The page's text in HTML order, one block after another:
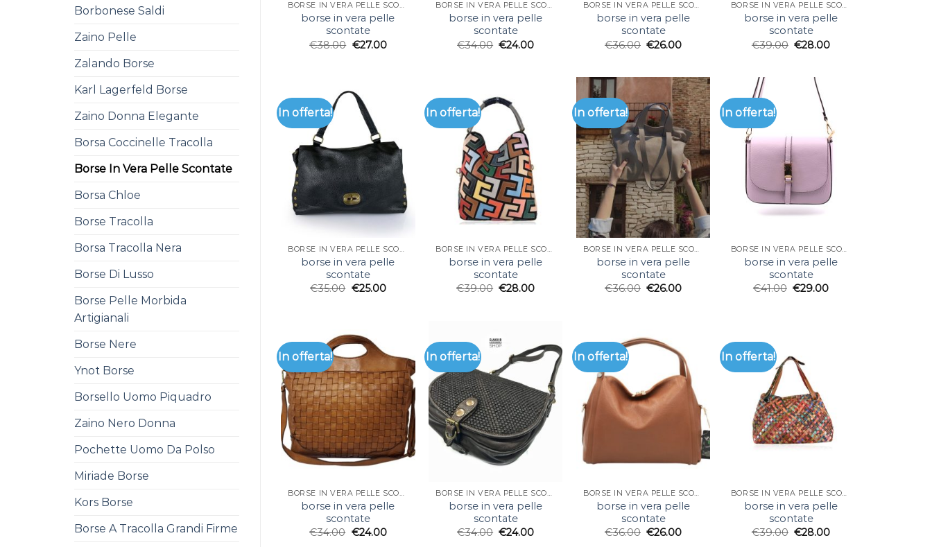
Borbonese Saldi
Zaino Pelle
Zalando Borse
Karl Lagerfeld Borse
Zaino Donna Elegante
Borsa Coccinelle Tracolla
Borse In Vera Pelle Scontate
Borsa Chloe
Borse Tracolla
Borsa Tracolla Nera
Borse Di Lusso
Borse Pelle Morbida
Artigianali
Borse Nere
Ynot Borse
Borsello Uomo Piquadro
Zaino Nero Donna
Pochette Uomo Da Polso
Miriade Borse
Kors Borse
Borse A Tracolla Grandi Firme
BORSE IN VERA PELLE SCONTATE
borse in vera pelle
scontate
€38.00 €27.00
BORSE IN VERA PELLE SCONTATE
borse in vera pelle
scontate
€34.00 €24.00
BORSE IN VERA PELLE SCONTATE
borse in vera pelle
scontate
€36.00 €26.00
BORSE IN VERA PELLE SCONTATE
borse in vera pelle
scontate
€39.00 €28.00
In offerta!
BORSE IN VERA PELLE SCONTATE
borse in vera pelle
scontate
€35.00 €25.00
In offerta!
BORSE IN VERA PELLE SCONTATE
borse in vera pelle
scontate
€39.00 €28.00
In offerta!
BORSE IN VERA PELLE SCONTATE
borse in vera pelle
scontate
€36.00 €26.00
In offerta!
BORSE IN VERA PELLE SCONTATE
borse in vera pelle
scontate
€41.00 €29.00
In offerta!
BORSE IN VERA PELLE SCONTATE
borse in vera pelle
scontate
€34.00 €24.00
In offerta!
BORSE IN VERA PELLE SCONTATE
borse in vera pelle
scontate
€34.00 €24.00
In offerta!
BORSE IN VERA PELLE SCONTATE
borse in vera pelle
scontate
€36.00 €26.00
In offerta!
BORSE IN VERA PELLE SCONTATE
borse in vera pelle
scontate
€39.00 €28.00